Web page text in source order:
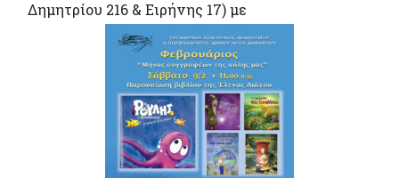
Δημητρίου 216 & Ειρήνης 17) με